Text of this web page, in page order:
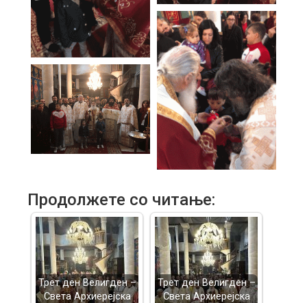
Продолжете со читање:
Трет ден Велигден –
Света Архиерејска
Трет ден Велигден –
Света Архиерејска